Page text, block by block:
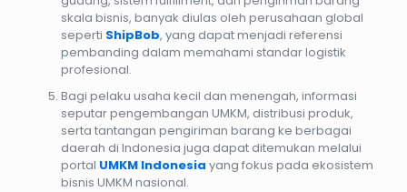
skala bisnis, banyak diulas oleh perusahaan global
seperti ShipBob, yang dapat menjadi referensi
pembanding dalam memahami standar logistik
profesional.
Bagi pelaku usaha kecil dan menengah, informasi
seputar pengembangan UMKM, distribusi produk,
serta tantangan pengiriman barang ke berbagai
daerah di Indonesia juga dapat ditemukan melalui
portal UMKM Indonesia yang fokus pada ekosistem
bisnis UMKM nasional.